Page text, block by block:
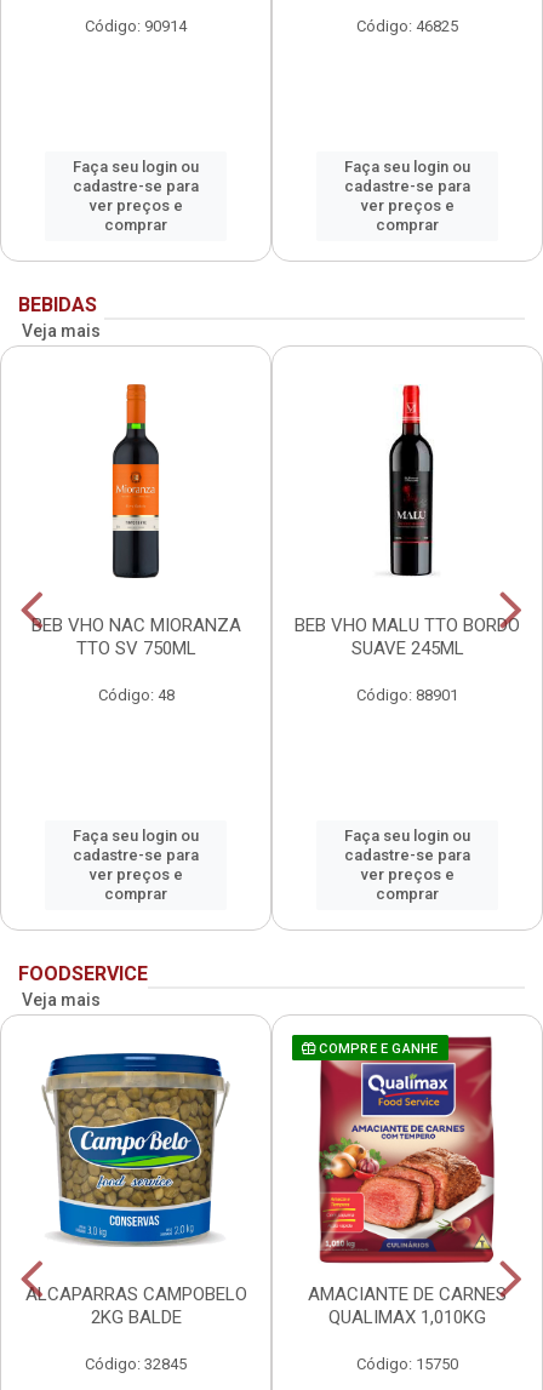
Código: 90914
Faça seu login ou
cadastre-se para
ver preços e
comprar
Código: 46825
Faça seu login ou
cadastre-se para
ver preços e
comprar
BEBIDAS
Veja mais
BEB VHO NAC MIORANZA
TTO SV 750ML
Código: 48
Faça seu login ou
cadastre-se para
ver preços e
comprar
BEB VHO MALU TTO BORDO
SUAVE 245ML
Código: 88901
Faça seu login ou
cadastre-se para
ver preços e
comprar
FOODSERVICE
Veja mais
ALCAPARRAS CAMPOBELO
2KG BALDE
Código: 32845
COMPRE E GANHE
AMACIANTE DE CARNES
QUALIMAX 1,010KG
Código: 15750